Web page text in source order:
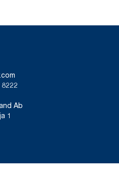
Ab
1